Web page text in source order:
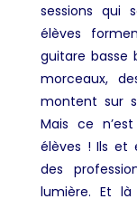
sessions qui
élèves
guitare basse
morceaux,
montent sur
Mais ce
élèves ! Ils et
des
lumière. Et